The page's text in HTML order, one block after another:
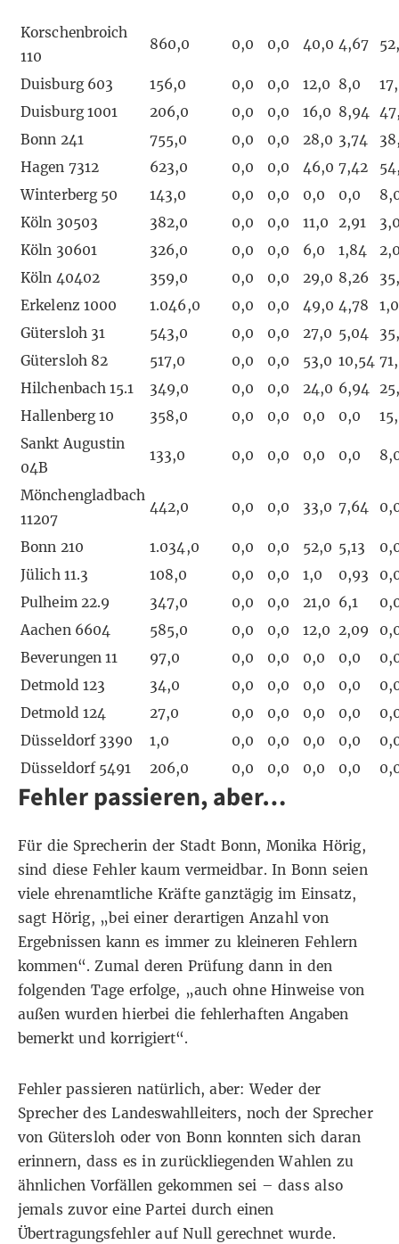
Korschenbroich
110
860,0 0,0 0,0 40,0 4,67
Duisburg 603 156,0 0,0 0,0 12,0 8,0
Duisburg 1001
206,0 0,0 0,0 16,0 8,94
Bonn 241
755,0 0,0 0,0 28,0 3,74
Hagen 7312
623,0 0,0 0,0 46,0 7,42
Winterberg 50
143,0 0,0 0,0 0,0 0,0
Köln 30503
382,0 0,0 0,0 11,0 2,91
Köln 30601
326,0 0,0 0,0 6,0 1,84
Köln 40402
359,0 0,0 0,0 29,0 8,26
Erkelenz 1000
1.046,0 0,0 0,0 49,0 4,78
1,0
Gütersloh 31
543,0 0,0 0,0 27,0 5,04
Gütersloh 82
517,0 0,0 0,0 53,0 10,54
Hilchenbach 15.1
349,0 0,0 0,0 24,0 6,94
Hallenberg 10
358,0 0,0 0,0 0,0 0,0
Sankt Augustin
04B
133,0 0,0 0,0 0,0 0,0
Mönchengladbach
11207
442,0 0,0 0,0 33,0 7,64
Bonn 210 1.034,0 0,0 0,0 52,0 5,13
Jülich 11.3
108,0 0,0 0,0 1,0 0,93
Pulheim 22.9
347,0 0,0 0,0 21,0 6,1
Aachen 6604
585,0 0,0 0,0 12,0 2,09
Beverungen 11
97,0 0,0 0,0 0,0 0,0
Detmold 123
34,0 0,0 0,0 0,0 0,0
Detmold 124
27,0 0,0 0,0 0,0 0,0
Düsseldorf 3390
1,0 0,0 0,0 0,0 0,0
Düsseldorf 5491
206,0 0,0 0,0 0,0 0,0
Fehler passieren, aber…
Für die Sprecherin der Stadt Bonn, Monika Hörig,
sind diese Fehler kaum vermeidbar. In Bonn seien
viele ehrenamtliche Kräfte ganztägig im Einsatz,
sagt Hörig, „bei einer derartigen Anzahl von
Ergebnissen kann es immer zu kleineren Fehlern
kommen“. Zumal deren Prüfung dann in den
folgenden Tage erfolge, „auch ohne Hinweise von
außen wurden hierbei die fehlerhaften Angaben
bemerkt und korrigiert“.
Fehler passieren natürlich, aber: Weder der
Sprecher des Landeswahlleiters, noch der Sprecher
von Gütersloh oder von Bonn konnten sich daran
erinnern, dass es in zurückliegenden Wahlen zu
ähnlichen Vorfällen gekommen sei – dass also
jemals zuvor eine Partei durch einen
Übertragungsfehler auf Null gerechnet wurde.